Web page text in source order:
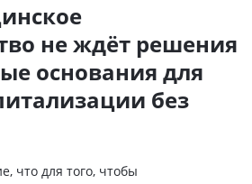
не ждёт решения
основания для
без
что для того, чтобы